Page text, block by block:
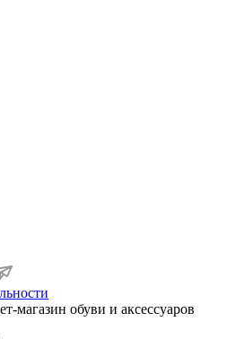
магазин обуви и аксессуаров